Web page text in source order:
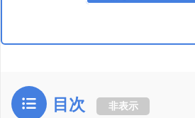
目次 非表示